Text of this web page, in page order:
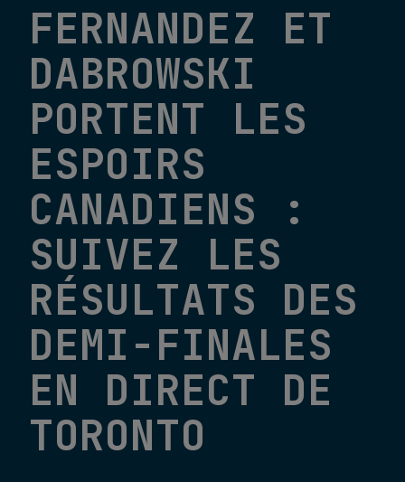
FERNANDEZ ET
DABROWSKI
PORTENT LES
ESPOIRS
CANADIENS :
SUIVEZ LES
RÉSULTATS DES
DEMI-FINALES
EN DIRECT DE
TORONTO